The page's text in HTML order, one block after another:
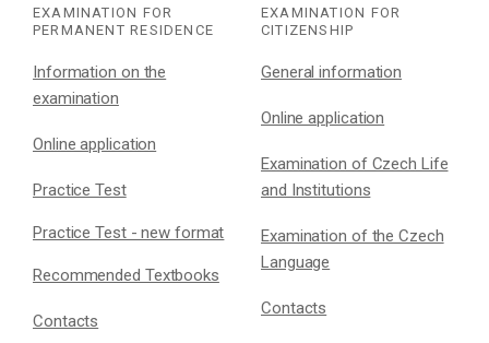
EXAMINATION FOR
PERMANENT RESIDENCE
Information on the
examination
Online application
Practice Test
Practice Test - new format
Recommended Textbooks
Contacts
EXAMINATION FOR
CITIZENSHIP
General information
Online application
Examination of Czech Life
and Institutions
Examination of the Czech
Language
Contacts